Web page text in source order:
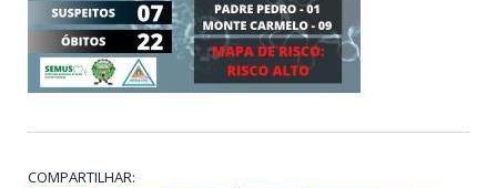
COMPARTILHAR: